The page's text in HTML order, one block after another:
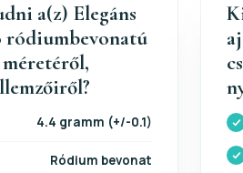
a(z) Elegáns
4.4 gramm (+/-0.1)
Ródium bevonat